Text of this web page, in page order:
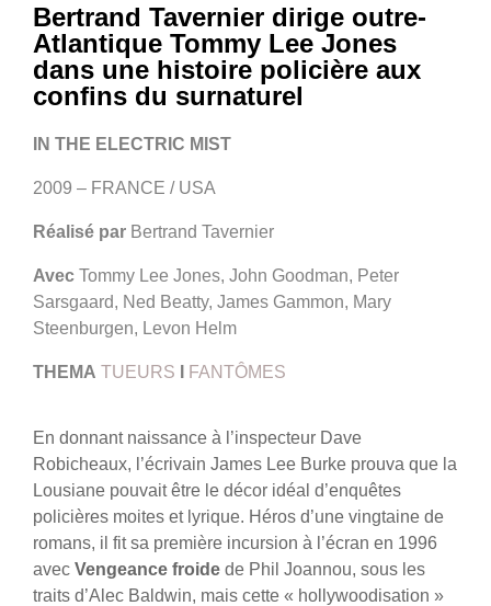
Bertrand Tavernier dirige outre-
Atlantique Tommy Lee Jones
dans une histoire policière aux
confins du surnaturel
IN THE ELECTRIC MIST
2009 – FRANCE / USA
Réalisé par Bertrand Tavernier
Avec Tommy Lee Jones, John Goodman, Peter
Sarsgaard, Ned Beatty, James Gammon, Mary
Steenburgen, Levon Helm
THEMA TUEURS FANTÔMES
En donnant naissance à l’inspecteur Dave
Robicheaux, l’écrivain James Lee Burke prouva que la
Lousiane pouvait être le décor idéal d’enquêtes
policières moites et lyrique. Héros d’une vingtaine de
romans, il fit sa première incursion à l’écran en 1996
avec Vengeance froide de Phil Joannou, sous les
traits d’Alec Baldwin, mais cette « hollywoodisation »